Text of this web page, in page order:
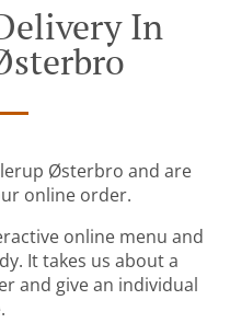
In
Østerbro and are
online order.
online menu and
It takes us about a
and give an individual